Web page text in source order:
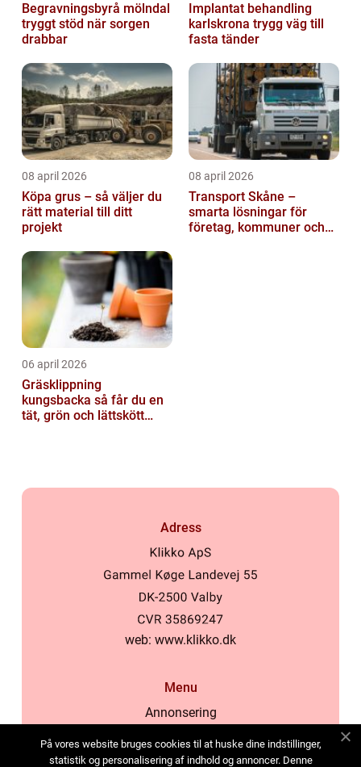
Begravningsbyrå mölndal
tryggt stöd när sorgen
drabbar
Implantat behandling
karlskrona trygg väg till
fasta tänder
08 april 2026
Köpa grus – så väljer du
rätt material till ditt
projekt
08 april 2026
Transport Skåne –
smarta lösningar för
företag, kommuner och
06 april 2026
Gräsklippning
kungsbacka så får du en
tät, grön och lättskött
Adress
web: www.klikko.dk
Menu
Annonsering
Cookies
På vores website bruges cookies til at huske dine indstillinger,
statistik og personalisering af indhold og annoncer. Denne